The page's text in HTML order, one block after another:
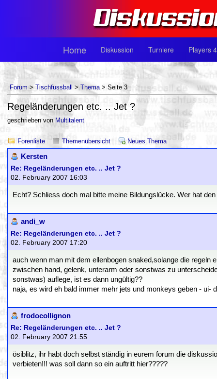
Home Diskussion Turniere Players
Forum > Tischfussball > Thema> Seite 3
Regeländerungen etc. .. Jet ?
geschrieben von Multitalent
Forenliste Themenübersicht Neues Thema
Kersten
Re: Regeländerungen etc. .. Jet ?
02. February 2007 16:03
Echt? Schliess doch mal bitte meine Bildungslücke. Wer hat
andi_w
Re: Regeländerungen etc. .. Jet ?
02. February 2007 17:20
auch wenn man mit dem ellenbogen snaked,solange die regeln
zwischen hand, gelenk, unterarm oder sonstwas zu
sonstwas) auflege, ist es dann ungültig??
naja, es wird eh bald immer mehr jets und monkeys geben - ui-
frodocollignon
Re: Regeländerungen etc. .. Jet ?
02. February 2007 21:55
ösiblitz, ihr habt doch selbst ständig in eurem forum die
verbieten!!! was soll dann so ein auftritt hier?????